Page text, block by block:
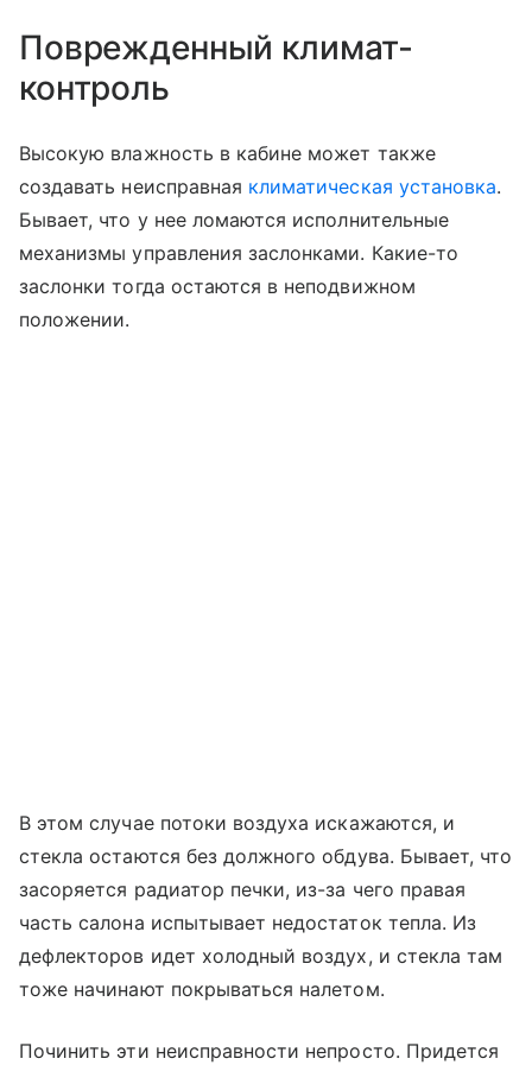
Поврежденный климат-
контроль
Высокую влажность в кабине может также
создавать неисправная климатическая установка.
Бывает, что у нее ломаются исполнительные
механизмы управления заслонками. Какие-то
заслонки тогда остаются в неподвижном
положении.
В этом случае потоки воздуха искажаются, и
стекла остаются без должного обдува. Бывает, что
засоряется радиатор печки, из-за чего правая
часть салона испытывает недостаток тепла. Из
дефлекторов идет холодный воздух, и стекла там
тоже начинают покрываться налетом.
Починить эти неисправности непросто. Придется